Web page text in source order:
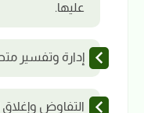
عليها.
إدارة وتفسير
التفاوض